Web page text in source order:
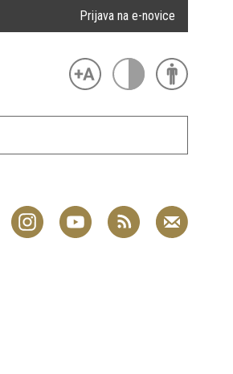
Prijava na e-novice